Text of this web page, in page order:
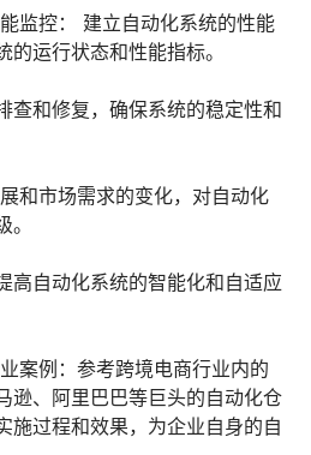
监控： 建立自动化系统的性能
运行状态和性能指标。
查和修复，确保系统的稳定性和
和市场需求的变化，对自动化
高自动化系统的智能化和自适应
案例：参考跨境电商行业内的
逊、阿里巴巴等巨头的自动化仓
施过程和效果，为企业自身的自